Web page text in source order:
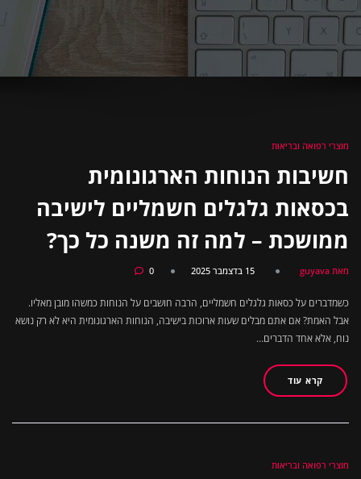
מוצרי רפואה ובריאות
חשיבות הנוחות הארגונומית
בכסאות גלגלים חשמליים לישיבה
ממושכת – למה זה משנה כל כך?
מאת guyava 15 בדצמבר 2025 0
כשמדברים על כסאות גלגלים חשמליים, הרבה חושבים על הנוחות כמשהו מובן מאליו.
אבל האמת? אם אתם מבלים שעות ארוכות בישיבה, הנוחות הארגונומית היא לא רק נושא
נוח, אלא אחד הדברים…
קרא עוד
מוצרי רפואה ובריאות